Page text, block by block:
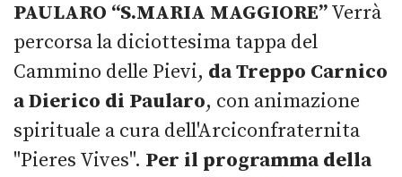
PAULARO “S.MARIA MAGGIORE”Verrà
percorsa la diciottesima tappa del
Cammino delle Pievi, da Treppo Carnico
a Dierico di Paularo, con animazione
spirituale a cura dell'Arciconfraternita
"Pieres Vives". Per il programma della